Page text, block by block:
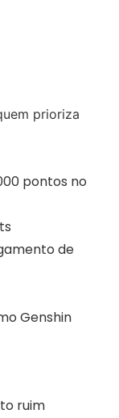
prioriza
pontos no
de
Genshin
ruim